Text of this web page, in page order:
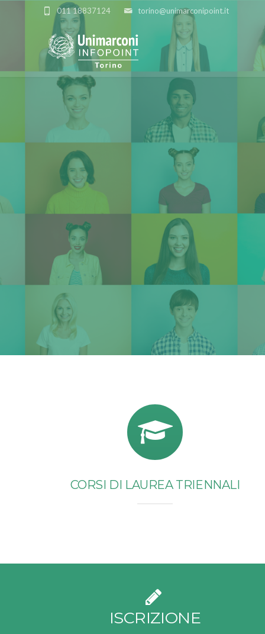
torino@unimarconipoint.it
011 18837124
CORSI DI LAUREA TRIENNALI
ISCRIZIONE